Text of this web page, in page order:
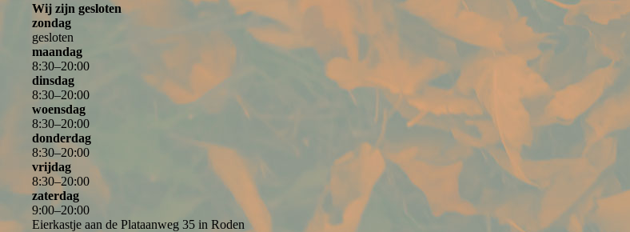
Wij zijn gesloten
zondag
gesloten
maandag
8:30–20:00
dinsdag
8:30–20:00
woensdag
8:30–20:00
donderdag
8:30–20:00
vrijdag
8:30–20:00
zaterdag
9:00–20:00
Eierkastje aan de Plataanweg 35 in Roden